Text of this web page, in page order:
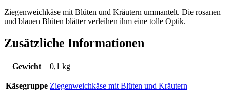
Ziegenweichkäse mit Blüten und Kräutern ummantelt. Die rosanen
und blauen Blüten blätter verleihen ihm eine tolle Optik.
Zusätzliche Informationen
Gewicht 0,1 kg
Käsegruppe Ziegenweichkäse mit Blüten und Kräutern